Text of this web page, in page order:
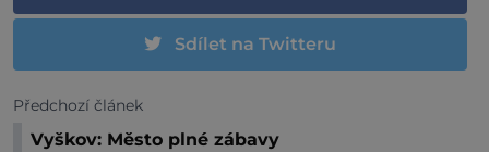
Sdílet na Twitteru
Předchozí článek
Vyškov: Město plné zábavy